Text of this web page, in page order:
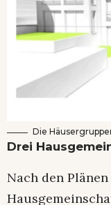
Die
Drei
Nach den